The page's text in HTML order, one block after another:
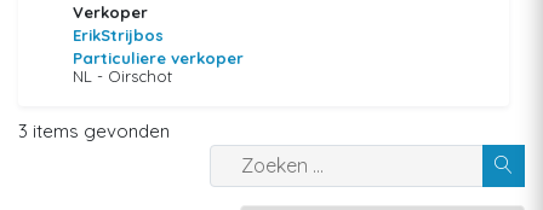
Verkoper
ErikStrijbos
Particuliere verkoper
NL - Oirschot
3 items gevonden